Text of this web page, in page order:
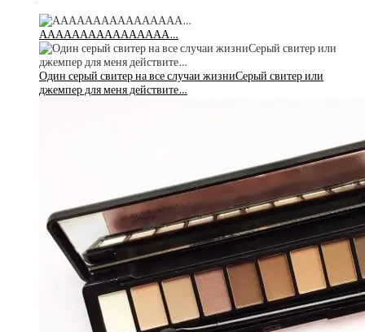
АААААААААААААААА…
Один серый свитер на все случаи жизниСерый свитер или
джемпер для меня действите…